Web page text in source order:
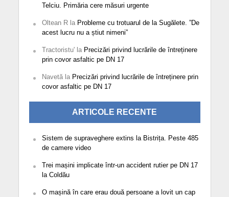
Telciu. Primăria cere măsuri urgente
Oltean Rla Probleme cu trotuarul de la Sugălete. ”De
acest lucru nu a știut nimeni”
Tractoristu'la Precizări privind lucrările de întreținere
prin covor asfaltic pe DN 17
Navetăla Precizări privind lucrările de întreținere prin
covor asfaltic pe DN 17
ARTICOLE RECENTE
Sistem de supraveghere extins la Bistrița. Peste 485
de camere video
Trei mașini implicate într-un accident rutier pe DN 17
la Coldău
O mașină în care erau două persoane a lovit un cap